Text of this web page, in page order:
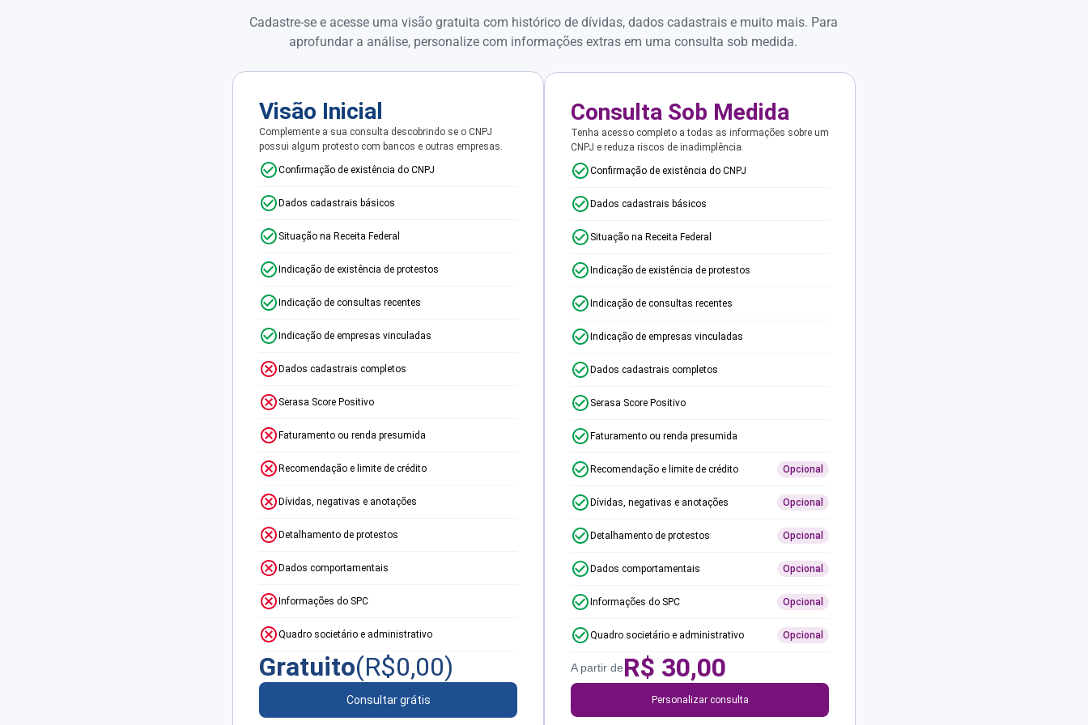
Cadastre-se e acesse uma visão gratuita com histórico de dívidas, dados cadastrais e muito mais. Para
aprofundar a análise, personalize com informações extras em uma consulta sob medida.
Visão Inicial
Complemente a sua consulta descobrindo se o CNPJ
possui algum protesto com bancos e outras empresas.
Confirmação de existência do CNPJ
Dados cadastrais básicos
Situação na Receita Federal
Indicação de existência de protestos
Indicação de consultas recentes
Indicação de empresas vinculadas
Dados cadastrais completos
Serasa Score Positivo
Faturamento ou renda presumida
Recomendação e limite de crédito
Dívidas, negativas e anotações
Detalhamento de protestos
Dados comportamentais
Informações do SPC
Quadro societário e administrativo
Gratuito(R$0,00)
Consultar grátis
Consulta Sob Medida
Tenha acesso completo a todas as informações sobre um
CNPJ e reduza riscos de inadimplência.
Confirmação de existência do CNPJ
Dados cadastrais básicos
Situação na Receita Federal
Indicação de existência de protestos
Indicação de consultas recentes
Indicação de empresas vinculadas
Dados cadastrais completos
Serasa Score Positivo
Faturamento ou renda presumida
Recomendação e limite de crédito Opcional
Dívidas, negativas e anotações Opcional
Detalhamento de protestos Opcional
Dados comportamentais Opcional
Informações do SPC Opcional
Quadro societário e administrativo Opcional
A partir deR$ 30,00
Personalizar consulta